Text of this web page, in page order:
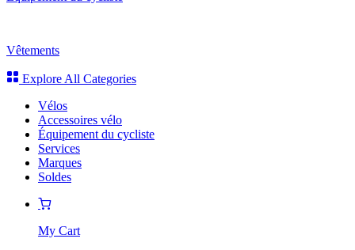
Vêtements
Explore All Categories
Vélos
Accessoires vélo
Équipement du cycliste
Services
Marques
Soldes
My Cart